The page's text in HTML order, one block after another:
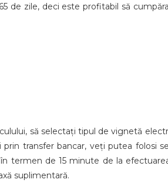
de zile, deci este profitabil să
să selectați tipul de vignetă
transfer bancar, veți putea folosi
termen de 15 minute de la
suplimentară.